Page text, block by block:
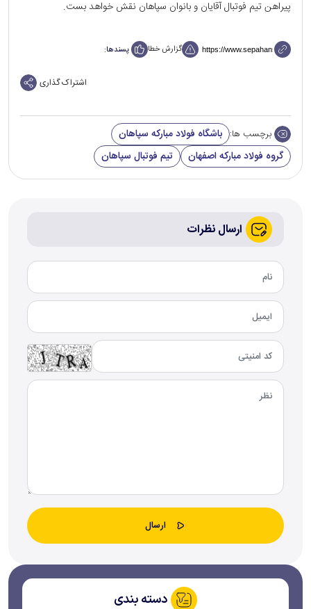
پیراهن تیم فوتبال آقایان و بانوان سپاهان نقش خواهد بست.
گزارش خطا پسندها:
اشتراک گذاری
برچسب ها: باشگاه فولاد مبارکه سپاهان
گروه فولاد مبارکه اصفهان
تیم فوتبال سپاهان
ارسال نظرات
دسته بندی